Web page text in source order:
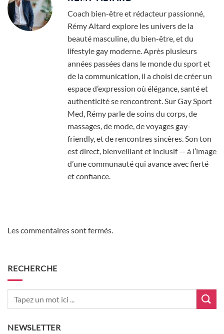
Coach bien-être et rédacteur passionné,
Rémy Altard explore les univers de la
beauté masculine, du bien-être, et du
lifestyle gay moderne. Après plusieurs
années passées dans le monde du sport et
de la communication, il a choisi de créer un
espace d’expression où élégance, santé et
authenticité se rencontrent. Sur Gay Sport
Med, Rémy parle de soins du corps, de
massages, de mode, de voyages gay-
friendly, et de rencontres sincères. Son ton
est direct, bienveillant et inclusif — à l’image
d’une communauté qui avance avec fierté
et confiance.
Les commentaires sont fermés.
RECHERCHE
NEWSLETTER